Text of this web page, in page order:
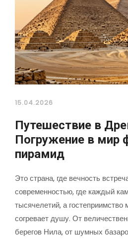
15.04.2026
Путешествие в
Погружение в мир
пирамид
Это страна, где вечность
современностью, где каждый
тысячелетий, а
согревает душу. От
берегов Нила, от шумных